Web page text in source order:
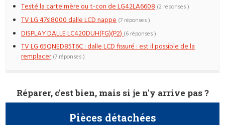
Testé la carte mère ou t-con de LG42LA6608 (2 réponses )
TV LG 47sl8000 dalle LCD nappe (7 réponses )
DISPLAY DALLE LC420DUH(FG)(P2)(6 réponses )
TV LG 65QNED85T6C : dalle LCD fissuré : est il possible de la
remplacer (7 réponses )
Réparer, c'est bien, mais si je n'y arrive pas ?
Pièces détachées